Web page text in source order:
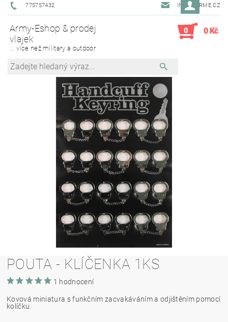
775757432 INFO@ARME.CZ
Army-Eshop & prodej
vlajek
... více než military a outdoor
0 0 Kč
POUTA - KLÍČENKA 1KS
1 hodnocení
Kovová miniatura s funkčním zacvakáváním a odjištěním pomocí
kolíčku.